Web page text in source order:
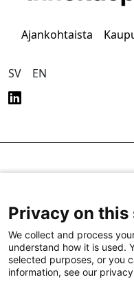
Ajankohtaista
SV
EN
Privacy on this
We collect and process
understand how it is used.
selected purposes, or you
information, see our